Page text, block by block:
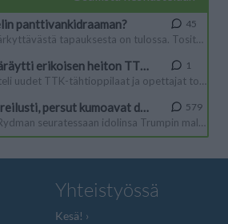
Yhteistyössä
Kesä!